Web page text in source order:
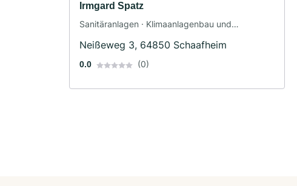
Irmgard Spatz
Sanitäranlagen · Klimaanlagenbau und
Neißeweg 3, 64850 Schaafheim
0.0 (0)